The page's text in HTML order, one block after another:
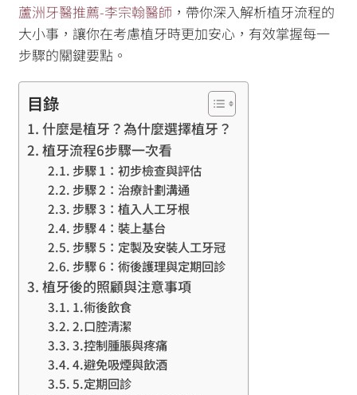
蘆洲牙醫推薦-李宗翰醫師 ，帶你深入解析植牙流程的
大小事，讓你在考慮植牙時更加安心，有效掌握每一
步驟的關鍵要點。
目錄
什麼是植牙？為什麼選擇植牙？
植牙流程6步驟一次看
步驟 1：初步檢查與評估
步驟 2：治療計劃溝通
步驟 3：植入人工牙根
步驟 4：裝上基台
步驟 5：定製及安裝人工牙冠
步驟 6：術後護理與定期回診
植牙後的照顧與注意事項
1.術後飲食
2.口腔清潔
3.控制腫脹與疼痛
4.避免吸煙與飲酒
5.定期回診